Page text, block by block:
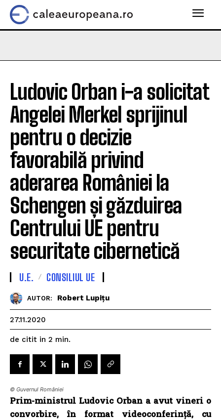
Ludovic Orban i-a solicitat
Angelei Merkel sprijinul
pentru o decizie
favorabilă privind
aderarea României la
Schengen și găzduirea
Centrului UE pentru
securitate cibernetică
U.E. CONSILIUL UE
AUTOR: Robert Lupițu
27.11.2020
de citit in 2 min.
© Guvernul României
Prim-ministrul Ludovic Orban a avut vineri o
convorbire, în format videoconferință, cu